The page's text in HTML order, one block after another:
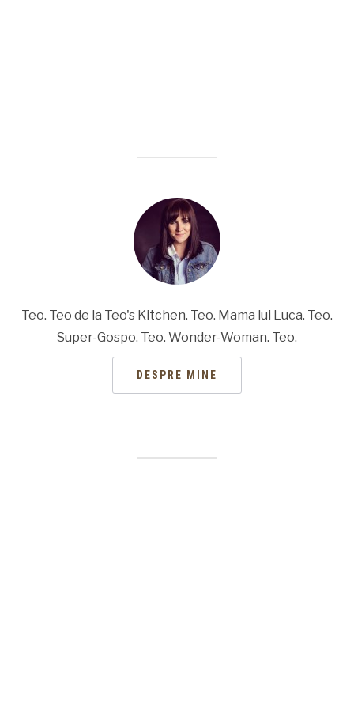
Teo. Teo de la Teo's Kitchen. Teo. Mama lui Luca. Teo.
Super-Gospo. Teo. Wonder-Woman. Teo.
DESPRE MINE